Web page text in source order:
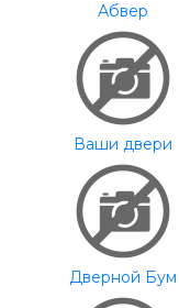
Абвер
Ваши двери
Дверной Бум